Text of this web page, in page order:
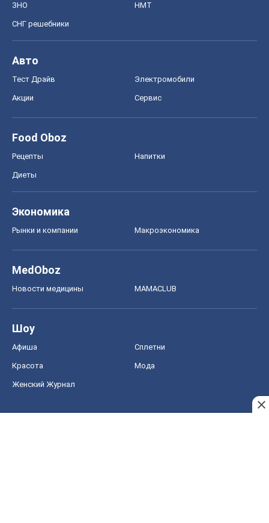
ЗНО НМТ
СНГ решебники
Авто
Тест Драйв Электромобили
Акции Сервис
Food Oboz
Рецепты Напитки
Диеты
Экономика
Рынки и компании Mакроэкономика
MedOboz
Новости медицины MAMACLUB
Шоу
Афиша Сплетни
Красота Мода
Женский Журнал